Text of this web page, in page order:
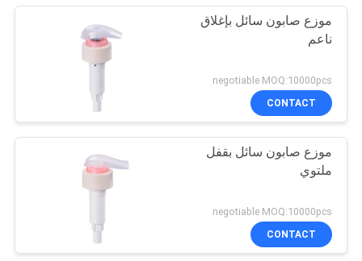
موزع صابون سائل بإغلاق
ناعم
negotiable MOQ:10000pcs
CONTACT
موزع صابون سائل بقفل
ملتوي
negotiable MOQ:10000pcs
CONTACT